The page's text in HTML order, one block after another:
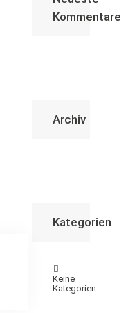
Kommentare
Archiv
Kategorien
Keine
Kategorien